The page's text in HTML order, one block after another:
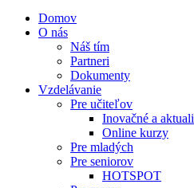
Domov
O nás
Náš tím
Partneri
Dokumenty
Vzdelávanie
Pre učiteľov
Inovačné a
Online kurzy
Pre mladých
Pre seniorov
HOTSPOT